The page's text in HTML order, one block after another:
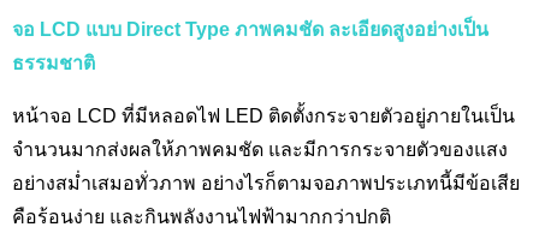
จอ LCD แบบ Direct Type ภาพคมชัด ละเอียดสูงอย่างเป็น
ธรรมชาติ
หน้าจอ LCD ที่มีหลอดไฟ LED ติดตั้งกระจายตัวอยู่ภายในเป็น
จำนวนมากส่งผลให้ภาพคมชัด และมีการกระจายตัวของแสง
อย่างสม่ำเสมอทั่วภาพ อย่างไรก็ตามจอภาพประเภทนี้มีข้อเสีย
คือร้อนง่าย และกินพลังงานไฟฟ้ามากกว่าปกติ